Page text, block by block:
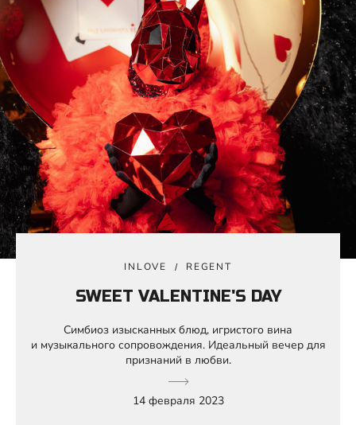
INLOVE REGENT
SWEET VALENTINE'S DAY
Симбиоз изысканных блюд, игристого вина
и музыкального сопровождения. Идеальный вечер для
признаний в любви.
14 февраля 2023